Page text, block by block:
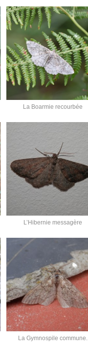
La Boarmie recourbée
L’Hibernie messagère
La Gymnospile commune.